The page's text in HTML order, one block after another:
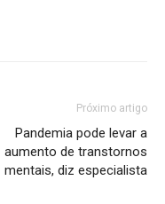
Próximo artigo
Pandemia pode levar a
aumento de transtornos
mentais, diz especialista